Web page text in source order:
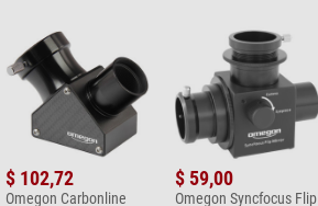
$ 102,72
Omegon Carbonline
$ 59,00
Omegon Syncfocus Flip